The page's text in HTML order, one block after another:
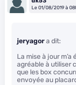
Le 01/08/2019 à
jeryagora dit:
La mise à jour
agréable à utiliser
que les box
envoyée au